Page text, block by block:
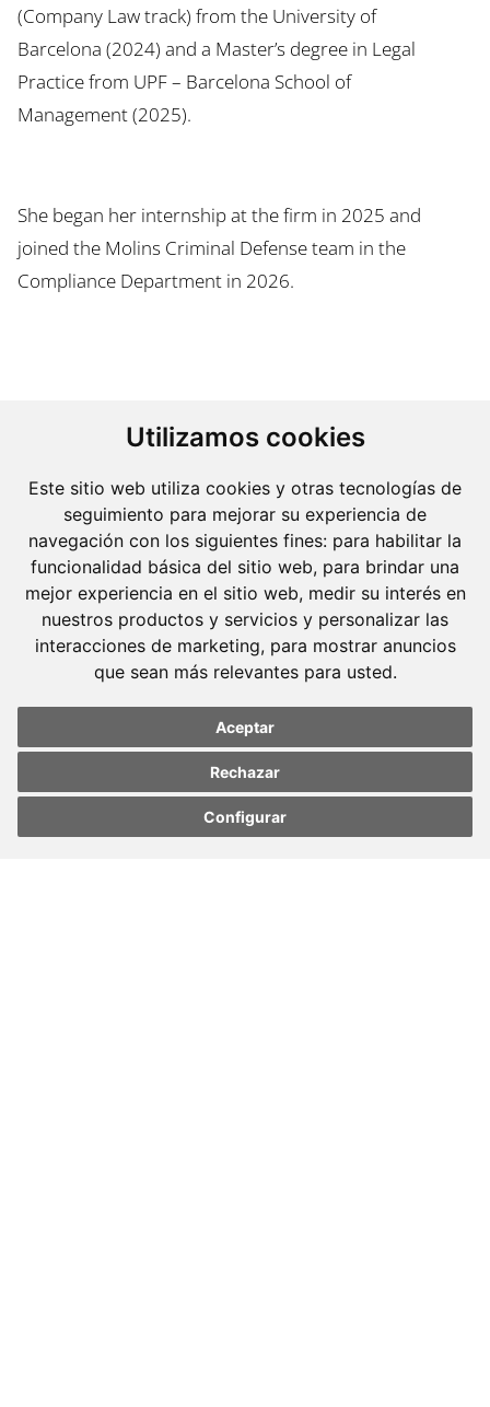
Utilizamos cookies
Este sitio web utiliza cookies y otras tecnologías de
seguimiento para mejorar su experiencia de
navegación con los siguientes fines: para habilitar la
funcionalidad básica del sitio web, para brindar una
mejor experiencia en el sitio web, medir su interés en
nuestros productos y servicios y personalizar las
interacciones de marketing, para mostrar anuncios
que sean más relevantes para usted.
Aceptar
Rechazar
Configurar
preferences
preferences
(Company Law track) from the University of
Barcelona (2024) and a Master’s degree in Legal
Practice from UPF – Barcelona School of
Management (2025).
She began her internship at the firm in 2025 and
joined the Molins Criminal Defense team in the
Compliance Department in 2026.
is a Criminal Law boutique firm exclusively